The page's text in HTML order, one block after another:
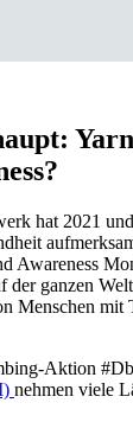
hat 2021
Awareness
ganzen
Menschen mit
Aktion
nehmen viele